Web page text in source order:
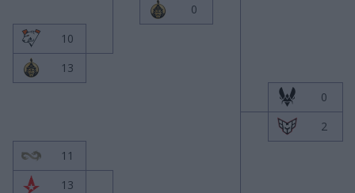
0
10
13
0
2
11
13